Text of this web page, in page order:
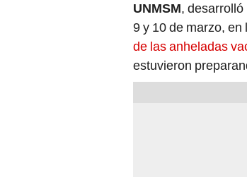
UNMSM, desarrolló
9 y 10 de marzo, en
de las anheladas
estuvieron